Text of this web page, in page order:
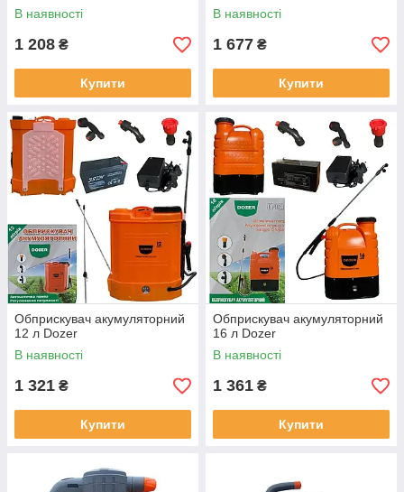
В наявності
1 208 ₴
Купити
В наявності
1 677 ₴
Купити
Обприскувач акумуляторний
12 л Dozer
В наявності
1 321 ₴
Купити
Обприскувач акумуляторний
16 л Dozer
В наявності
1 361 ₴
Купити